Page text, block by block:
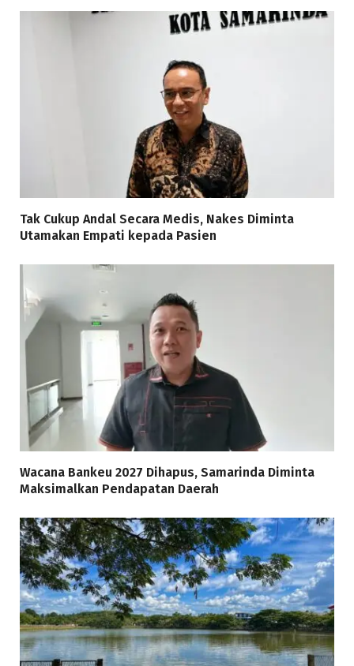
Tak Cukup Andal Secara Medis, Nakes Diminta
Utamakan Empati kepada Pasien
Wacana Bankeu 2027 Dihapus, Samarinda Diminta
Maksimalkan Pendapatan Daerah